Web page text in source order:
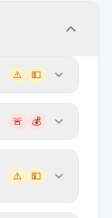
⚠️ 💵
🚨 💰
⚠️ 💵